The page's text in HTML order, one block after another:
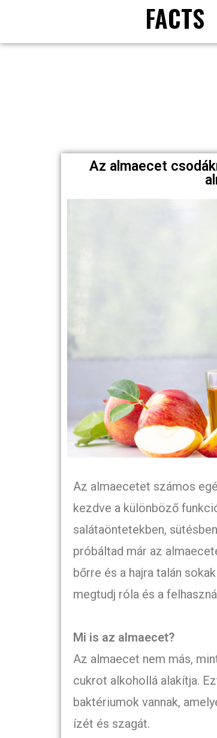
FACTS
Az almaecet
Az almaecetet számos
kezdve a különböző
salátaöntetekben,
próbáltad már az
bőrre és a hajra talán
megtudj róla és a
Mi is az almaecet?
Az almaecet nem más,
cukrot alkohollá alakítja.
baktériumok vannak,
ízét és szagát.